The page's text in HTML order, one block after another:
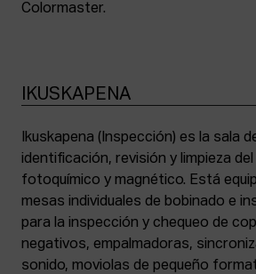
Colormaster.
IKUSKAPENA
Ikuskapena (Inspección) es la sala
identificación, revisión y limpieza del
fotoquímico y magnético. Está
mesas individuales de bobinado e
para la inspección y chequeo de
negativos, empalmadoras,
sonido, moviolas de pequeño